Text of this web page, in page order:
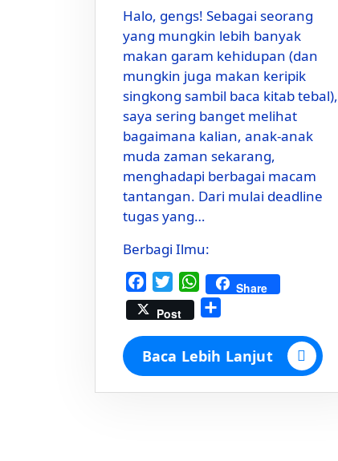
Halo, gengs! Sebagai seorang
yang mungkin lebih banyak
makan garam kehidupan (dan
mungkin juga makan keripik
singkong sambil baca kitab tebal),
saya sering banget melihat
bagaimana kalian, anak-anak
muda zaman sekarang,
menghadapi berbagai macam
tantangan. Dari mulai deadline
tugas yang…
Berbagi Ilmu:
Facebook
TwitterWhatsAppShare
Post
Baca Lebih Lanjut